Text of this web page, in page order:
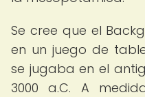
Se cree que el
en un juego de
se jugaba en el
3000 a.C. A